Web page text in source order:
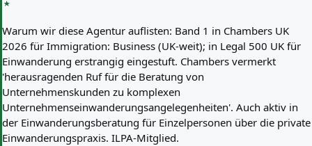
Warum wir diese Agentur auflisten: Band 1 in Chambers UK
2026 für Immigration: Business (UK-weit); in Legal 500 UK für
Einwanderung erstrangig eingestuft. Chambers vermerkt
'herausragenden Ruf für die Beratung von
Unternehmenskunden zu komplexen
Unternehmenseinwanderungsangelegenheiten'. Auch aktiv in
der Einwanderungsberatung für Einzelpersonen über die private
Einwanderungspraxis. ILPA-Mitglied.